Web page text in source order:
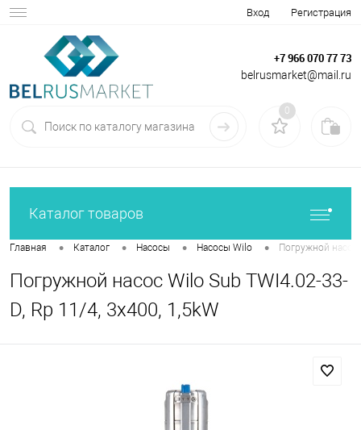
Вход Регистрация
+7 966 070 77 73
belrusmarket@mail.ru
0
Каталог товаров
Главная • Каталог • Насосы • Насосы Wilo • Погружной насос
Погружной насос Wilo Sub TWI4.02-33-
D, Rp 11/4, 3x400, 1,5kW